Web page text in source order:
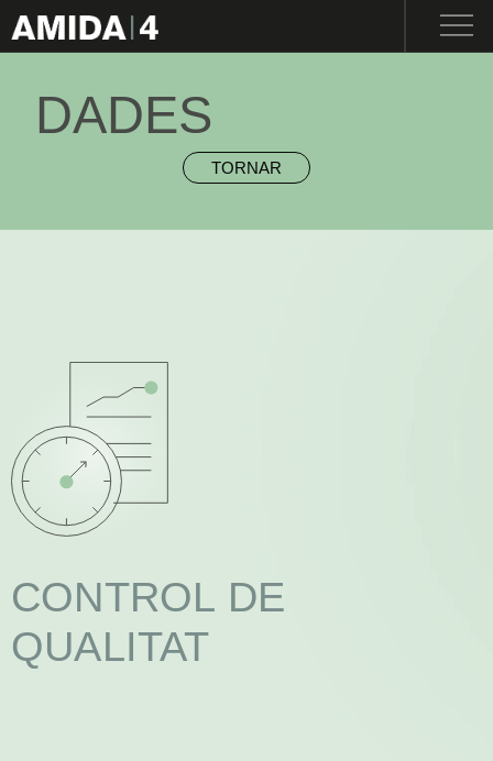
DADES
TORNAR
CONTROL DE
QUALITAT
ENG
NOSALTRES
ENGINYERIA
MAQUINÀRIA
ROBÒTICA
DADES